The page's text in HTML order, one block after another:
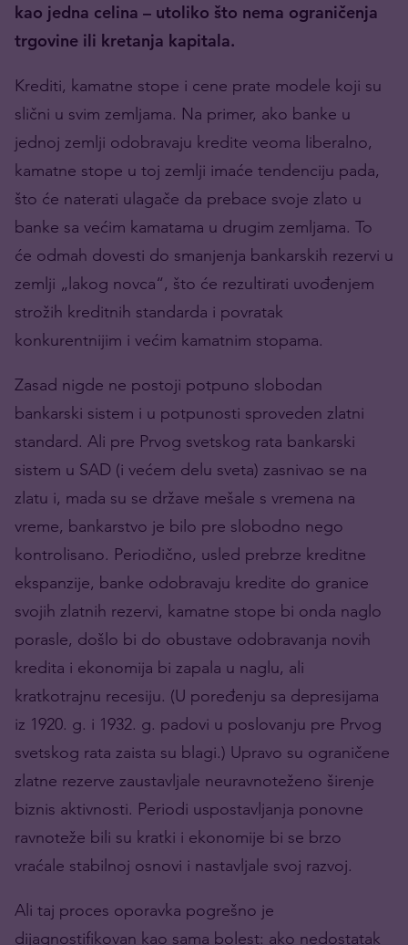
kao jedna celina – utoliko što nema ograničenja
trgovine ili kretanja kapitala.
Krediti, kamatne stope i cene prate modele koji su
slični u svim zemljama. Na primer, ako banke u
jednoj zemlji odobravaju kredite veoma liberalno,
kamatne stope u toj zemlji imaće tendenciju pada,
što će naterati ulagače da prebace svoje zlato u
banke sa većim kamatama u drugim zemljama. To
će odmah dovesti do smanjenja bankarskih rezervi u
zemlji „lakog novca“, što će rezultirati uvođenjem
strožih kreditnih standarda i povratak
konkurentnijim i većim kamatnim stopama.
Zasad nigde ne postoji potpuno slobodan
bankarski sistem i u potpunosti sproveden zlatni
standard. Ali pre Prvog svetskog rata bankarski
sistem u SAD (i većem delu sveta) zasnivao se na
zlatu i, mada su se države mešale s vremena na
vreme, bankarstvo je bilo pre slobodno nego
kontrolisano. Periodično, usled prebrze kreditne
ekspanzije, banke odobravaju kredite do granice
svojih zlatnih rezervi, kamatne stope bi onda naglo
porasle, došlo bi do obustave odobravanja novih
kredita i ekonomija bi zapala u naglu, ali
kratkotrajnu recesiju. (U poređenju sa depresijama
iz 1920. g. i 1932. g. padovi u poslovanju pre Prvog
svetskog rata zaista su blagi.) Upravo su ograničene
zlatne rezerve zaustavljale neuravnoteženo širenje
biznis aktivnosti. Periodi uspostavljanja ponovne
ravnoteže bili su kratki i ekonomije bi se brzo
vraćale stabilnoj osnovi i nastavljale svoj razvoj.
Ali taj proces oporavka pogrešno je
dijagnostifikovan kao sama bolest: ako nedostatak